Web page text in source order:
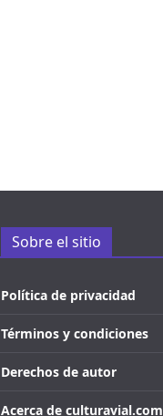
Sobre el sitio
Política de privacidad
Términos y condiciones
Derechos de autor
Acerca de culturavial.com